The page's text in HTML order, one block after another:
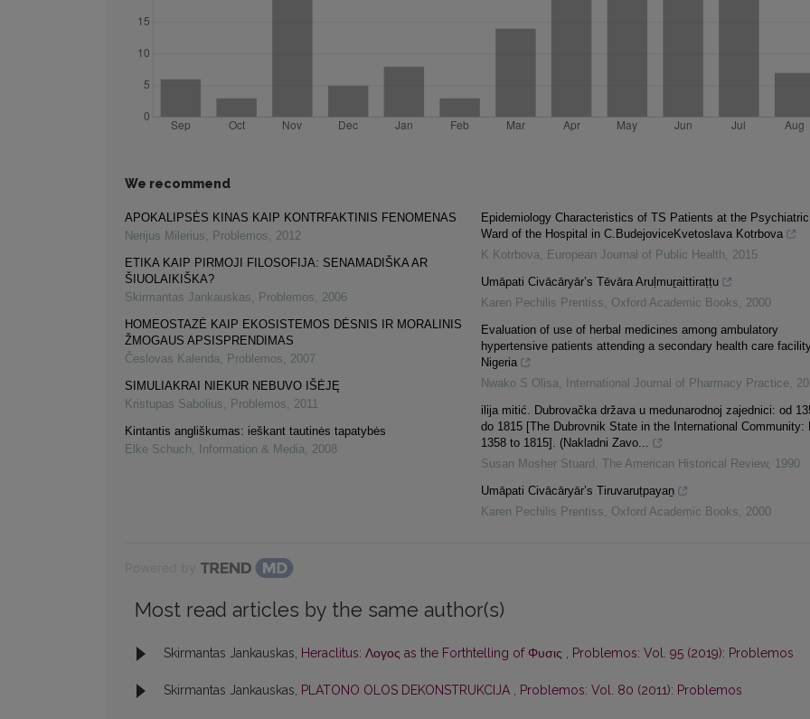
We recommend
APOKALIPSĖS KINAS KAIP KONTRFAKTINIS FENOMENAS
Nerijus Milerius, Problemos, 2012
ETIKA KAIP PIRMOJI FILOSOFIJA: SENAMADIŠKA AR
ŠIUOLAIKIŠKA?
Skirmantas Jankauskas, Problemos, 2006
HOMEOSTAZĖ KAIP EKOSISTEMOS DĖSNIS IR MORALINIS
ŽMOGAUS APSISPRENDIMAS
Česlovas Kalenda, Problemos, 2007
SIMULIAKRAI NIEKUR NEBUVO IŠĖJĘ
Kristupas Sabolius, Problemos, 2011
Kintantis angliškumas: ieškant tautinės tapatybės
Elke Schuch, Information & Media, 2008
Epidemiology Characteristics of TS Patients at the Psychiatric
Ward of the Hospital in C.BudejoviceKvetoslava Kotrbova
K Kotrbova, European Journal of Public Health, 2015
Umāpati Civācāryār’s Tēvāra Aruḷmuṟaittiraṭṭu
Karen Pechilis Prentiss, Oxford Academic Books, 2000
Evaluation of use of herbal medicines among ambulatory
hypertensive patients attending a secondary health care
Nigeria
Nwako S Olisa, International Journal of Pharmacy Practice,
ilija mitić. Dubrovačka država u medunarodnoj zajednici: od
do 1815 [The Dubrovnik State in the International Community:
1358 to 1815]. (Nakladni Zavo...
Susan Mosher Stuard , The American Historical Review, 1990
Umāpati Civācāryār’s Tiruvaruṭpayaṉ
Karen Pechilis Prentiss, Oxford Academic Books, 2000
Most read articles by the same author(s)
Skirmantas Jankauskas, Heraclitus: Λογος as the Forthtelling of Φυσις , Problemos: Vol. 95 (2019): Problemos
Skirmantas Jankauskas, PLATONO OLOS DEKONSTRUKCIJA , Problemos: Vol. 80 (2011): Problemos